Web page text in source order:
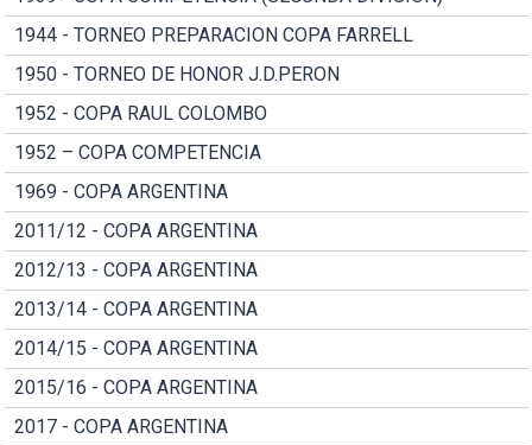
1944 - TORNEO PREPARACION COPA FARRELL
1950 - TORNEO DE HONOR J.D.PERON
1952 - COPA RAUL COLOMBO
1952 – COPA COMPETENCIA
1969 - COPA ARGENTINA
2011/12 - COPA ARGENTINA
2012/13 - COPA ARGENTINA
2013/14 - COPA ARGENTINA
2014/15 - COPA ARGENTINA
2015/16 - COPA ARGENTINA
2017 - COPA ARGENTINA